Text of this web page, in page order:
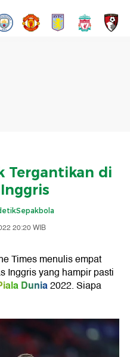
Tergantikan di
20:20 WIB
Times menulis empat
Inggris yang hampir pasti
Dunia2022. Siapa